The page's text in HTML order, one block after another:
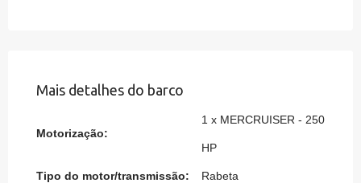
Mais detalhes do barco
Motorização:
1 x MERCRUISER - 250
HP
Tipo do motor/transmissão: Rabeta